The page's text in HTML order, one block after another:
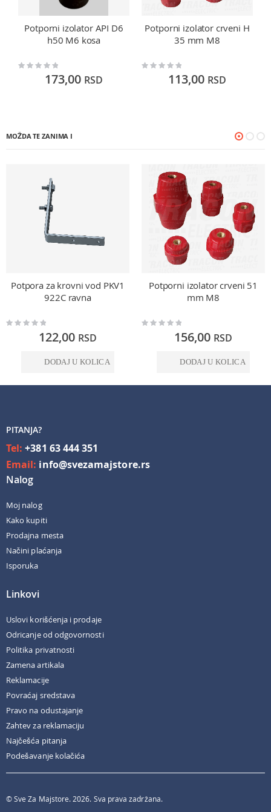
Potporni izolator API D6
h50 M6 kosa
Rating:
173,00 RSD
Potporni izolator crveni H
35 mm M8
Rating:
113,00 RSD
MOŽDA TE ZANIMA I
Potpora za krovni vod PKV1
922C ravna
Rating:
122,00 RSD
DODAJ U KOLICA
Potporni izolator crveni 51
mm M8
Rating:
156,00 RSD
DODAJ U KOLICA
PITANJA?
Tel:+381 63 444 351
Email: info@svezamajstore.rs
Nalog
Moj nalog
Kako kupiti
Prodajna mesta
Načini plaćanja
Isporuka
Linkovi
Uslovi korišćenja i prodaje
Odricanje od odgovornosti
Politika privatnosti
Zamena artikala
Reklamacije
Povraćaj sredstava
Pravo na odustajanje
Zahtev za reklamaciju
Najčešća pitanja
Podešavanje kolačića
© Sve Za Majstore. 2026. Sva prava zadržana.